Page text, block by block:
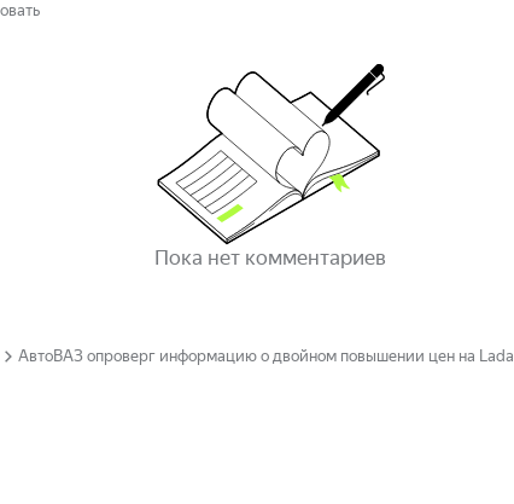
Пока нет комментариев
АвтоВАЗ опроверг информацию о двойном повышении цен на Lada